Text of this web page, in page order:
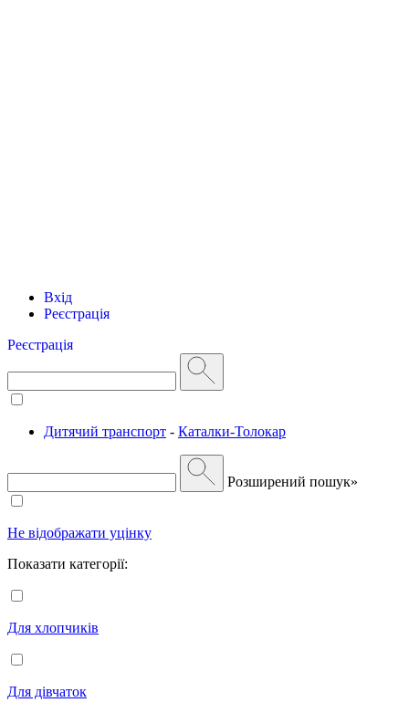
Вхід
Реєстрація
Реєстрація
Дитячий транспорт - Каталки-Толокар
Розширений пошук»
Не відображати уцінку
Показати категорії:
Для хлопчиків
Для дівчаток